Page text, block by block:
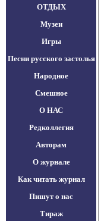
ОТДЫХ
Музеи
Игры
Песни русского застолья
Народное
Смешное
О НАС
Редколлегия
Авторам
О журнале
Как читать журнал
Пишут о нас
Тираж